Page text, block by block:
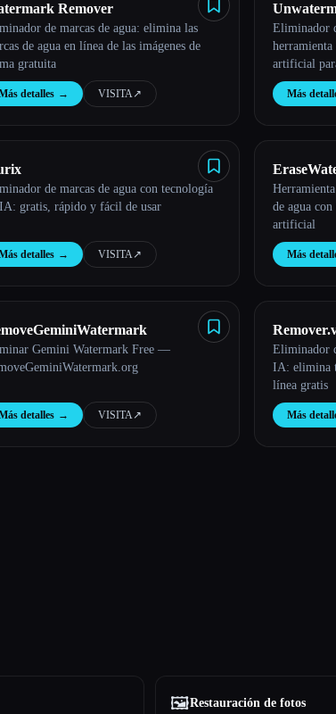
Remover
de marcas de agua: elimina las
de agua en línea de las imágenes de
gratuita
detalles → VISITA↗︎
Eliminador
herramienta
artificial
Más
de marcas de agua con tecnología
gratis, rápido y fácil de usar
detalles → VISITA↗︎
de agua
artificial
Más
Gemini Watermark Free —
detalles → VISITA↗︎
Eliminador
IA: elimina
línea gratis
Más
🖼️Restauración de fotos